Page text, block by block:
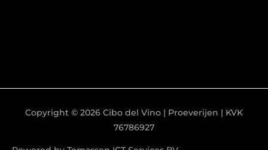
Copyright © 2026 Cibo del Vino | Proeverijen | KVK
76786927